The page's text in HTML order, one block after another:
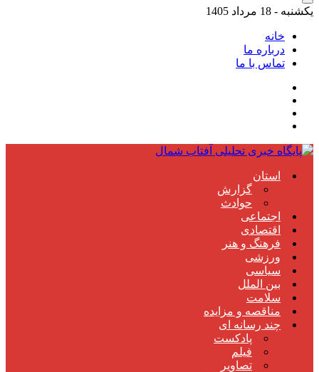
یکشنبه - 18 مرداد 1405
خانه
درباره ما
تماس با ما
استان
گزارش
حوادث
اجتماعی
اقتصادی
فرهنگ و هنر
ورزشی
سیاسی
بین الملل
سلامت
مناقصه و مزایده
چند رسانه ای
پادکست
فیلم
تصاویر